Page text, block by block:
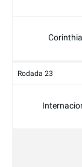
Rodada 23